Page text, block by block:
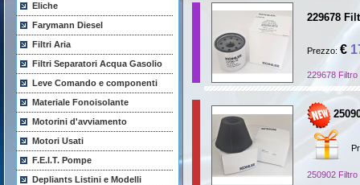
Eliche
Farymann Diesel
Filtri Aria
Filtri Separatori Acqua Gasolio
Leve Comando e componenti
Materiale Fonoisolante
Motorini d'avviamento
Motori Usati
F.E.I.T. Pompe
Depliants Listini e Modelli
229678
Prezzo: €
229678
250902